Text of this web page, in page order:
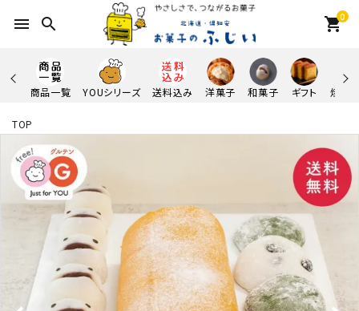
menu search 0
shopping_cart
商品一覧 YOUシリーズ 送料込み 洋菓子 和菓子 ギフト 焼き
TOP